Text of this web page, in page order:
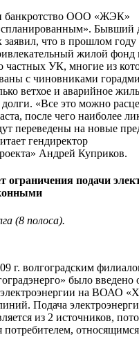
банкротство ООО «ЖЭК»
Бывший
что в прошлом году
жилой фонд
частных УК, многие из
с чиновниками
ветхое и аварийное
долги. «Все это можно
после чего наиболее
переведены на новые
гендиректор
Андрей Куприков.
ограничения подачи
(8 полоса).
г. волгоградским
было введено
на ВОАО
Подача
из 2 источников,
потребителем,